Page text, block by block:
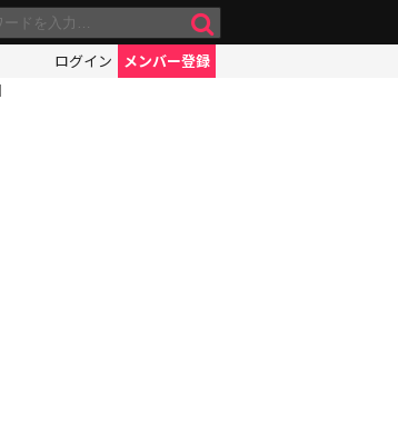
ログイン メンバー登録